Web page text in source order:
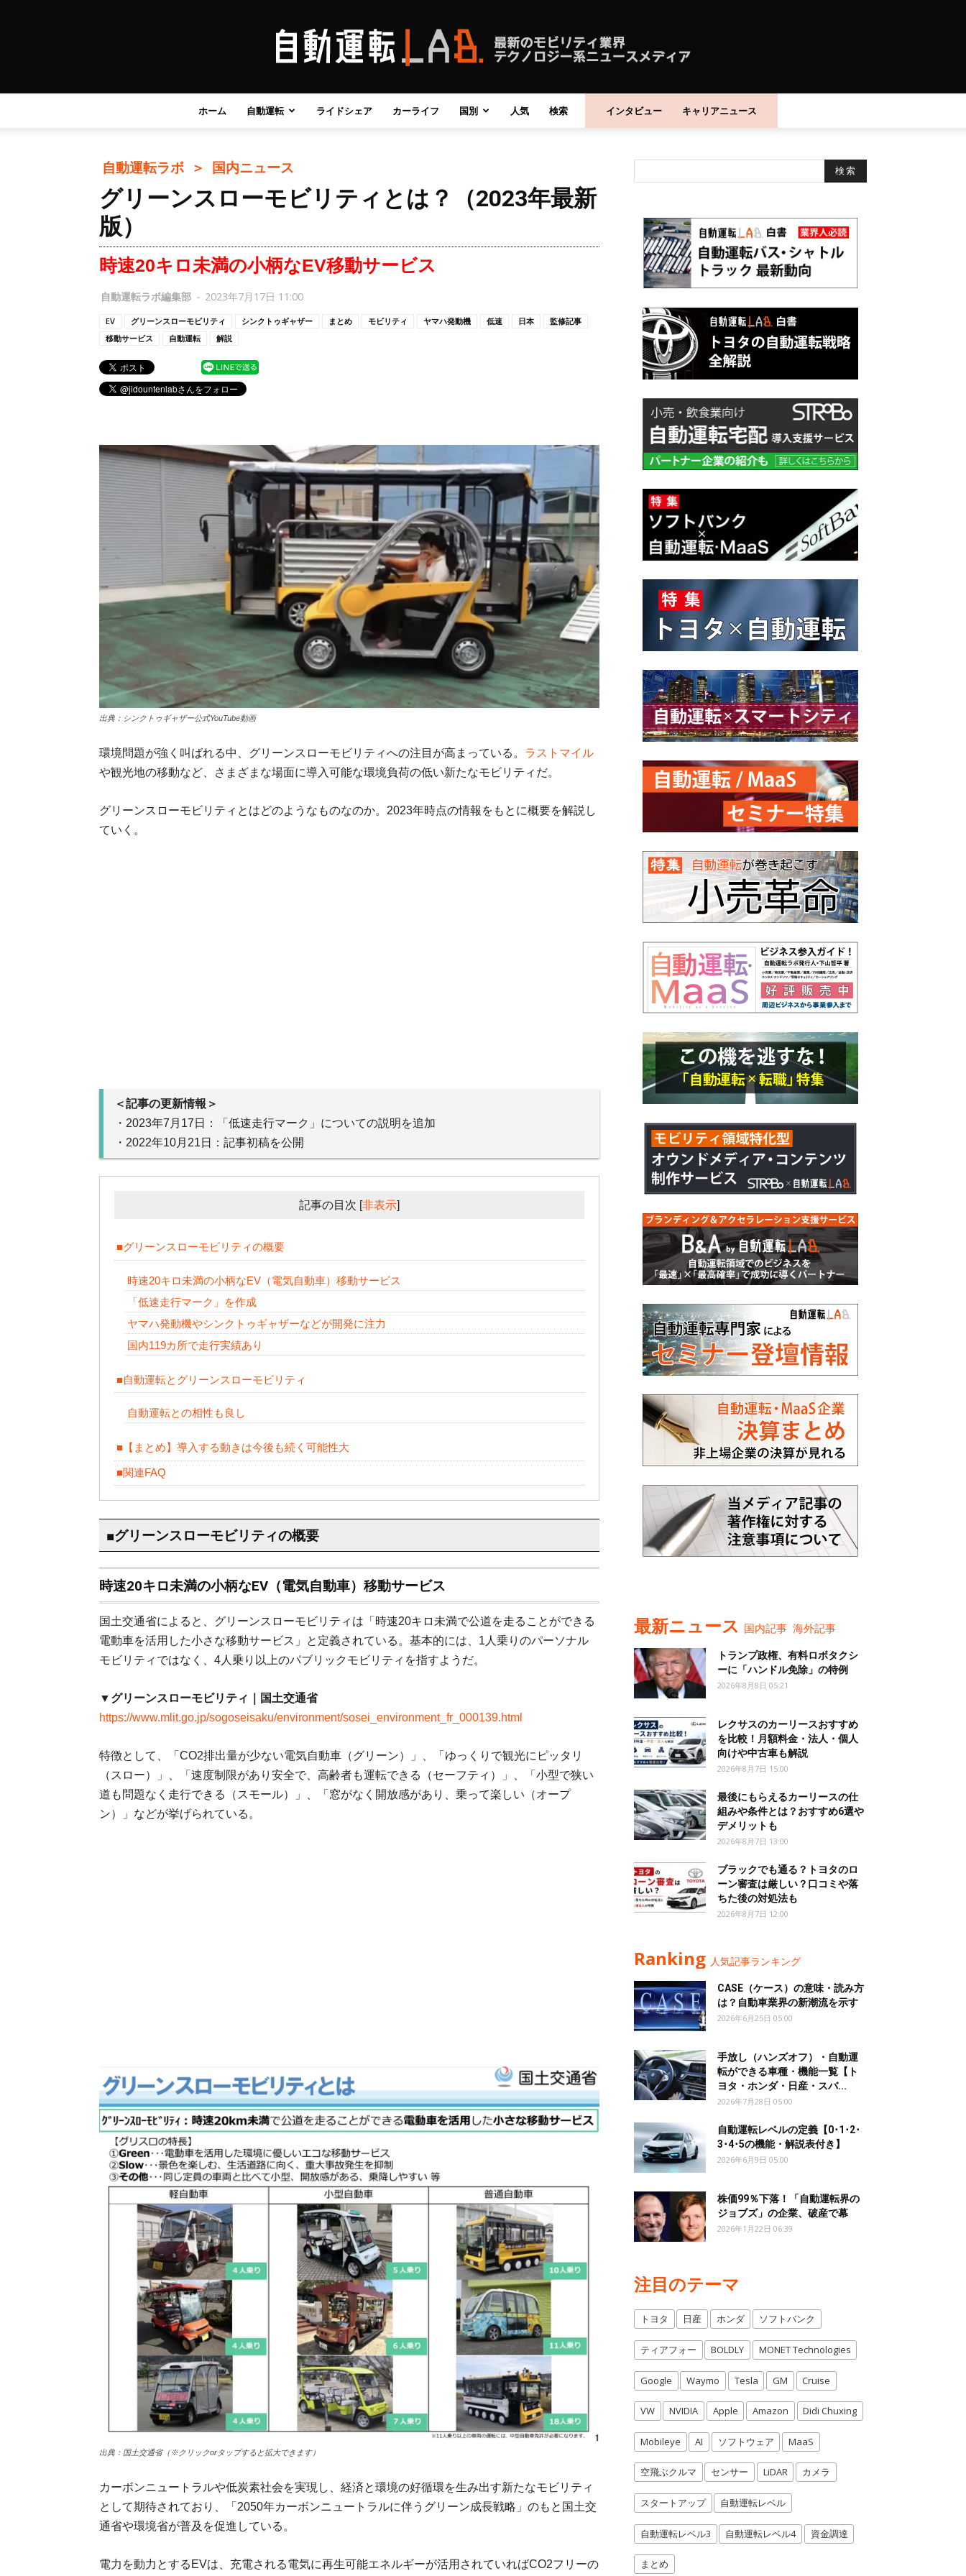
自
動
ラ
ボ
ホーム 自動運転 ライドシェア カーライフ 国別 人気 検索 インタビュー キャリアニュース
自動運転ラボ ＞ 国内ニュース
グリーンスローモビリティとは？（2023年最新
版）
時速20キロ未満の小柄なEV移動サービス
自動運転ラボ編集部 - 2023年7月17日 11:00
EV グリーンスローモビリティ シンクトゥギャザー まとめ モビリティ ヤマハ発動機 低速 日本
監修記事
移動サービス
自動運転 解説
出典：シンクトゥギャザー公式YouTube動画
環境問題が強く叫ばれる中、グリーンスローモビリティへの注目が高まっている。 ラストマイル
や観光地の移動など、さまざまな場面に導入可能な環境負荷の低い新たなモビリティだ。
グリーンスローモビリティとはどのようなものなのか。2023年時点の情報をもとに概要を解説し
ていく。
＜記事の更新情報＞
・2023年7月17日：「低速走行マーク」についての説明を追加
・2022年10月21日：記事初稿を公開
記事の目次 [非表示]
■グリーンスローモビリティの概要
時速20キロ未満の小柄なEV（電気自動車）移動サービス
「低速走行マーク」を作成
ヤマハ発動機やシンクトゥギャザーなどが開発に注力
国内119カ所で走行実績あり
■自動運転とグリーンスローモビリティ
自動運転との相性も良し
■【まとめ】導入する動きは今後も続く可能性大
■関連FAQ
■グリーンスローモビリティの概要
時速20キロ未満の小柄なEV（電気自動車）移動サービス
国土交通省によると、グリーンスローモビリティは「時速20キロ未満で公道を走ることができる
電動車を活用した小さな移動サービス」と定義されている。基本的には、1人乗りのパーソナル
モビリティではなく、4人乗り以上のパブリックモビリティを指すようだ。
▼グリーンスローモビリティ｜国土交通省
https://www.mlit.go.jp/sogoseisaku/environment/sosei_environment_fr_000139.html
特徴として、「CO2排出量が少ない電気自動車（グリーン）」、「ゆっくりで観光にピッタリ
（スロー）」、「速度制限があり安全で、高齢者も運転できる（セーフティ）」、「小型で狭い
道も問題なく走行できる（スモール）」、「窓がなく開放感があり、乗って楽しい（オープ
ン）」などが挙げられている。
出典：国土交通省（※クリックorタップすると拡大できます）
カーボンニュートラルや低炭素社会を実現し、経済と環境の好循環を生み出す新たなモビリティ
として期待されており、「2050年カーボンニュートラルに伴うグリーン成長戦略」のもと国土交
通省や環境省が普及を促進している。
電力を動力とするEVは、充電される電気に再生可能エネルギーが活用されていればCO2フリーの
最新ニュース 国内記事 海外記事
トランプ政権、有料ロボタクシ
ーに「ハンドル免除」の特例
2026年8月8日 05:21
レクサスのカーリースおすすめ
を比較！月額料金・法人・個人
向けや中古車も解説
2026年8月7日 15:00
最後にもらえるカーリースの仕
組みや条件とは？おすすめ6選や
デメリットも
2026年8月7日 13:00
ブラックでも通る？トヨタのロ
ーン審査は厳しい？口コミや落
ちた後の対処法も
2026年8月7日 12:00
Ranking 人気記事ランキング
CASE（ケース）の意味・読み方
は？自動車業界の新潮流を示す
2026年6月25日 05:00
手放し（ハンズオフ）・自動運
転ができる車種・機能一覧【ト
ヨタ・ホンダ・日産・スバ...
2026年7月28日 05:00
自動運転レベルの定義【0･1･2･
3･4･5の機能・解説表付き】
2026年6月9日 05:00
株価99％下落！「自動運転界の
ジョブズ」の企業、破産で幕
2026年1月22日 06:39
注目のテーマ
トヨタ 日産 ホンダ ソフトバンク
ティアフォー BOLDLY MONET Technologies
Google Waymo Tesla GM Cruise
VW NVIDIA Apple Amazon Didi Chuxing
Mobileye AI ソフトウェア MaaS
空飛ぶクルマ センサー LiDAR カメラ
スタートアップ 自動運転レベル
自動運転レベル3 自動運転レベル4 資金調達
まとめ